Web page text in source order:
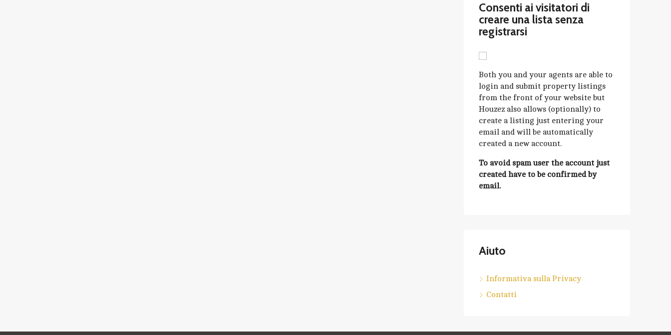
Consenti ai visitatori di
creare una lista senza
registrarsi
Both you and your agents are able to
login and submit property listings
from the front of your website but
Houzez also allows (optionally) to
create a listing just entering your
email and will be automatically
created a new account.
To avoid spam user the account just
created have to be confirmed by
email.
Aiuto
Informativa sulla Privacy
Contatti